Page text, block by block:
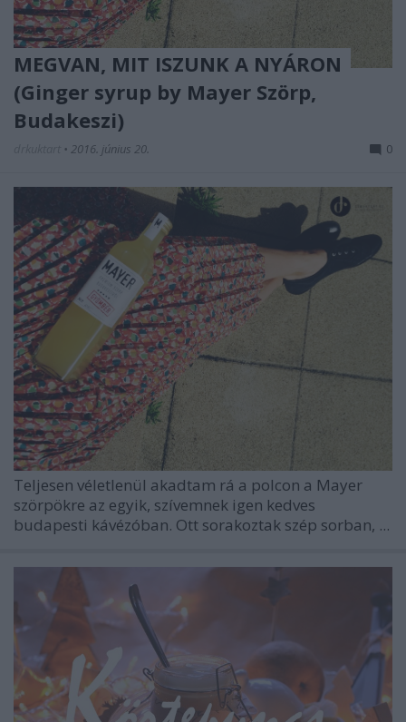
MEGVAN, MIT ISZUNK A NYÁRON
(Ginger syrup by Mayer Szörp,
Budakeszi)
• 2016. június 20. 0
Teljesen véletlenül akadtam rá a polcon a Mayer
szörpökre az egyik, szívemnek igen kedves
budapesti kávézóban. Ott sorakoztak szép sorban, ...